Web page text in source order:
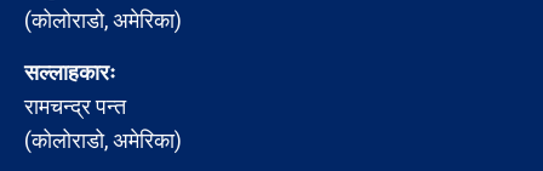
(कोलोराडो, अमेरिका)
सल्लाहकारः
रामचन्द्र पन्त
(कोलोराडो, अमेरिका)